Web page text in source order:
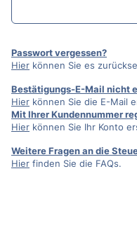
Passwort vergessen?
Hier können Sie es
Bestätigungs-E-Mail nicht
Hier können Sie die E-Mail
Mit Ihrer Kundennummer
Hier können Sie Ihr Konto
Weitere Fragen an die
Hier finden Sie die FAQs.